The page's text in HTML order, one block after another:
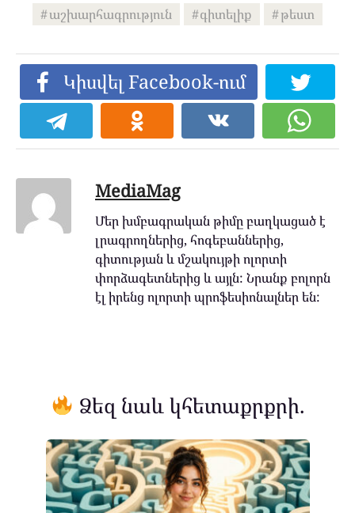
աշխարհագրություն գիտելիք թեստ
Կիսվել Facebook-ում
MediaMag
Մեր խմբագրական թիմը բաղկացած է
լրագրողներից, հոգեբաններից,
գիտության և մշակույթի ոլորտի
փորձագետներից և այլն: Նրանք բոլորն
էլ իրենց ոլորտի պրոֆեսիոնալներ են:
Ձեզ նաև կհետաքրքրի.